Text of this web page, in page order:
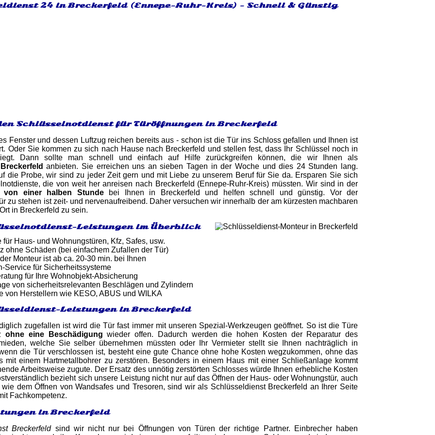
24 in Breckerfeld (Ennepe-Ruhr-Kreis) - Schnell & Günstig
Schlüsselnotdienst für Türöffnungen in Breckerfeld
Fenster und dessen Luftzug reichen bereits aus - schon ist die Tür ins Schloss gefallen und Ihnen ist
Oder Sie kommen zu sich nach Hause nach Breckerfeld und stellen fest, dass Ihr Schlüssel noch in
Dann sollte man schnell und einfach auf Hilfe zurückgreifen können, die wir Ihnen als
anbieten. Sie erreichen uns an sieben Tagen in der Woche und dies 24 Stunden lang.
die Probe, wir sind zu jeder Zeit gern und mit Liebe zu unserem Beruf für Sie da. Ersparen Sie sich
die von weit her anreisen nach Breckerfeld (Ennepe-Ruhr-Kreis) müssten. Wir sind in der
von einer halben Stundebei Ihnen in Breckerfeld und helfen schnell und günstig. Vor der
zu stehen ist zeit- und nervenaufreibend. Daher versuchen wir innerhalb der am kürzesten machbaren
in Breckerfeld zu sein.
Leistungen im Überblick
für Haus- und Wohnungstüren, Kfz, Safes, usw.
ohne Schäden (bei einfachem Zufallen der Tür)
Monteur ist ab ca. 20-30 min. bei Ihnen
Service für Sicherheitssysteme
für Ihre Wohnobjekt-Absicherung
von sicherheitsrelevanten Beschlägen und Zylindern
von Herstellern wie KESO, ABUS und WILKA
Leistungen in Breckerfeld
zugefallen ist wird die Tür fast immer mit unseren Spezial-Werkzeugen geöffnet. So ist die Türe
ohne eine Beschädigung wieder offen. Dadurch werden die hohen Kosten der Reparatur des
welche Sie selber übernehmen müssten oder Ihr Vermieter stellt sie Ihnen nachträglich in
die Tür verschlossen ist, besteht eine gute Chance ohne hohe Kosten wegzukommen, ohne das
mit einem Hartmetallbohrer zu zerstören. Besonders in einem Haus mit einer Schließanlage kommt
Arbeitsweise zugute. Der Ersatz des unnötig zerstörten Schlosses würde Ihnen erhebliche Kosten
bezieht sich unsere Leistung nicht nur auf das Öffnen der Haus- oder Wohnungstür, auch
dem Öffnen von Wandsafes und Tresoren, sind wir als Schlüsseldienst Breckerfeld an Ihrer Seite
Fachkompetenz.
in Breckerfeld
Breckerfeldsind wir nicht nur bei Öffnungen von Türen der richtige Partner. Einbrecher haben